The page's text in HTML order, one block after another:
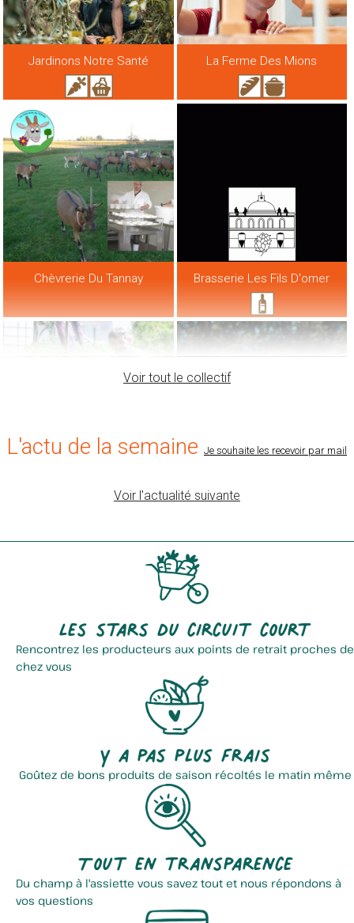
Jardinons Notre Santé La Ferme Des Mions
Chèvrerie Du Tannay Brasserie Les Fils D'omer
Le Jardin D'alicia Et Le... La Ferme Du Bien élever
Voir tout le collectif
L'actu de la semaine Je souhaite les recevoir par mail
Voir l'actualité suivante
Les stars du circuit court
Rencontrez les producteurs aux points de retrait proches de
chez vous
Y a pas plus frais
Goûtez de bons produits de saison récoltés le matin même
Tout en transparence
Du champ à l'assiette vous savez tout et nous répondons à
vos questions